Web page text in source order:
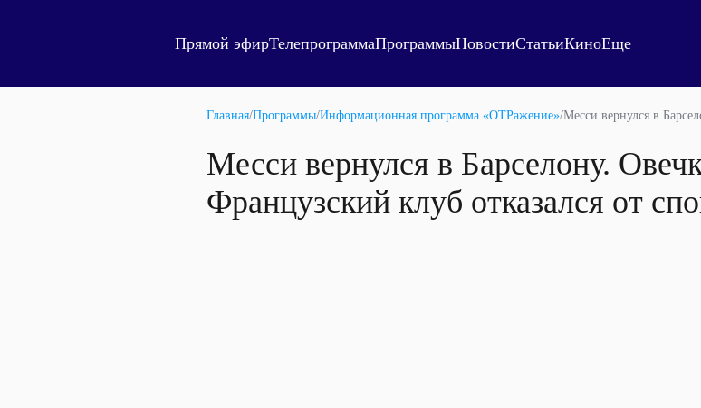
Прямой эфирТелепрограммаПрограммыНовостиСтатьиКиноЕще
Главная/Программы/Информационная программа «ОТРажение»/Месси вернулся в
Месси вернулся в Барселону.
Французский клуб отказался от